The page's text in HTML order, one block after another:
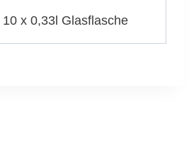
x 0,33l Glasflasche